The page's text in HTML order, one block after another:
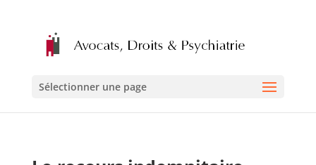
Sélectionner une page